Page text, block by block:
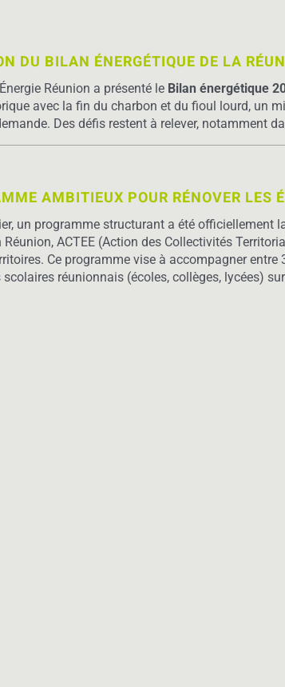
DU BILAN ÉNERGÉTIQUE DE LA
Réunion a présenté le Bilan énergétique
avec la fin du charbon et du fioul lourd, un
Des défis restent à relever, notamment
AMBITIEUX POUR RÉNOVER
un programme structurant a été officiellement
Réunion, ACTEE (Action des Collectivités
Ce programme vise à accompagner
réunionnais (écoles, collèges, lycées)